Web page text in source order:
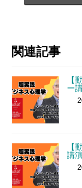
関連記事
【
ー
【
講